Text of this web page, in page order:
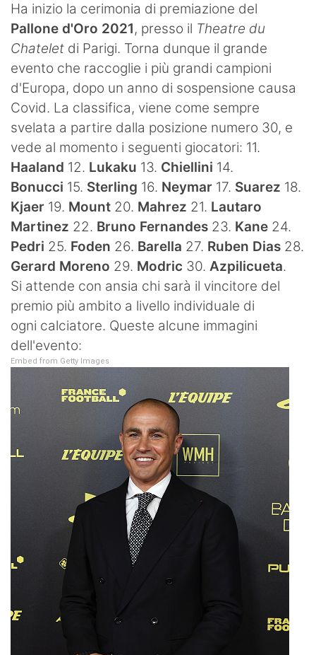
Ha inizio la cerimonia di premiazione del
Pallone d'Oro 2021, presso il Theatre du
Chatelet di Parigi. Torna dunque il grande
evento che raccoglie i più grandi campioni
d'Europa, dopo un anno di sospensione causa
Covid. La classifica, viene come sempre
svelata a partire dalla posizione numero 30, e
vede al momento i seguenti giocatori: 11.
Haaland 12. Lukaku 13. Chiellini 14.
Bonucci 15. Sterling 16. Neymar 17. Suarez 18.
Kjaer 19. Mount 20. Mahrez 21. Lautaro
Martinez 22. Bruno Fernandes 23. Kane 24.
Pedri 25. Foden 26. Barella 27. Ruben Dias 28.
Gerard Moreno 29. Modric 30. Azpilicueta.
Si attende con ansia chi sarà il vincitore del
premio più ambito a livello individuale di
ogni calciatore. Queste alcune immagini
dell'evento:
Embed from Getty Images